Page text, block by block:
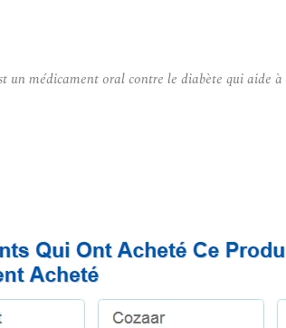
médicament oral contre le diabète qui aide à